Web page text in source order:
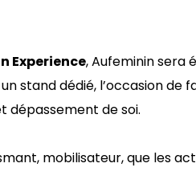
Experience, Aufeminin sera
stand dédié, l’occasion de
de soi.
mobilisateur, que les